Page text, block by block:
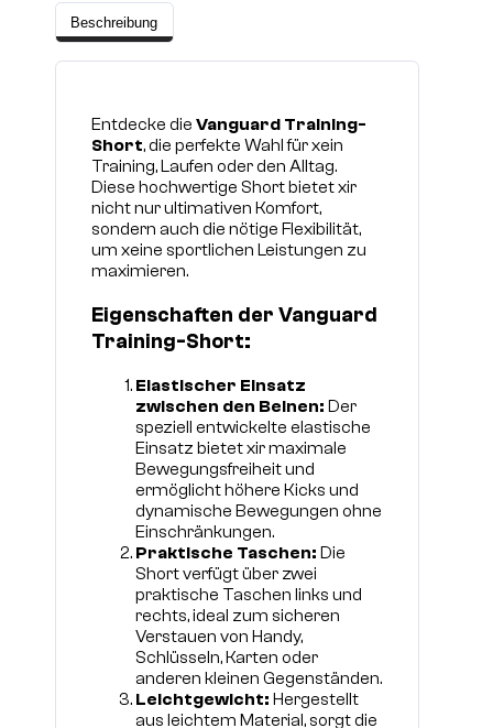
Beschreibung
Entdecke die Vanguard Training-
Short, die perfekte Wahl für xein
Training, Laufen oder den Alltag.
Diese hochwertige Short bietet xir
nicht nur ultimativen Komfort,
sondern auch die nötige Flexibilität,
um xeine sportlichen Leistungen zu
maximieren.
Eigenschaften der Vanguard
Training-Short:
Elastischer Einsatz
zwischen den Beinen: Der
speziell entwickelte elastische
Einsatz bietet xir maximale
Bewegungsfreiheit und
ermöglicht höhere Kicks und
dynamische Bewegungen ohne
Einschränkungen.
Praktische Taschen: Die
Short verfügt über zwei
praktische Taschen links und
rechts, ideal zum sicheren
Verstauen von Handy,
Schlüsseln, Karten oder
anderen kleinen Gegenständen.
Leichtgewicht: Hergestellt
aus leichtem Material, sorgt die